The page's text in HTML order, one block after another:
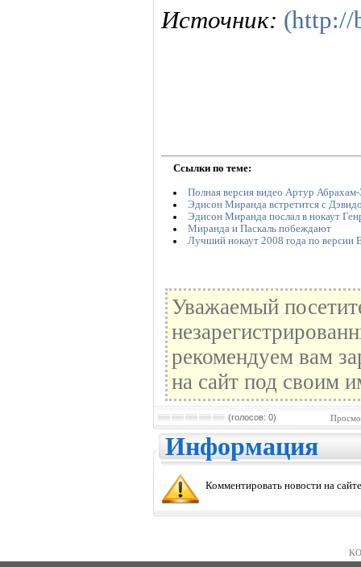
Источник: (http://
Ссылки по теме:
Полная версия видео Артур
Эдисон Миранда встретится с
Эдисон Миранда послал в нокаут
Миранда и Паскаль побеждают
Лучший нокаут 2008 года по версии
Уважаемый
рекомендуем вам
на сайт под своим
(голосов: 0)
Информация
Комментировать новости на